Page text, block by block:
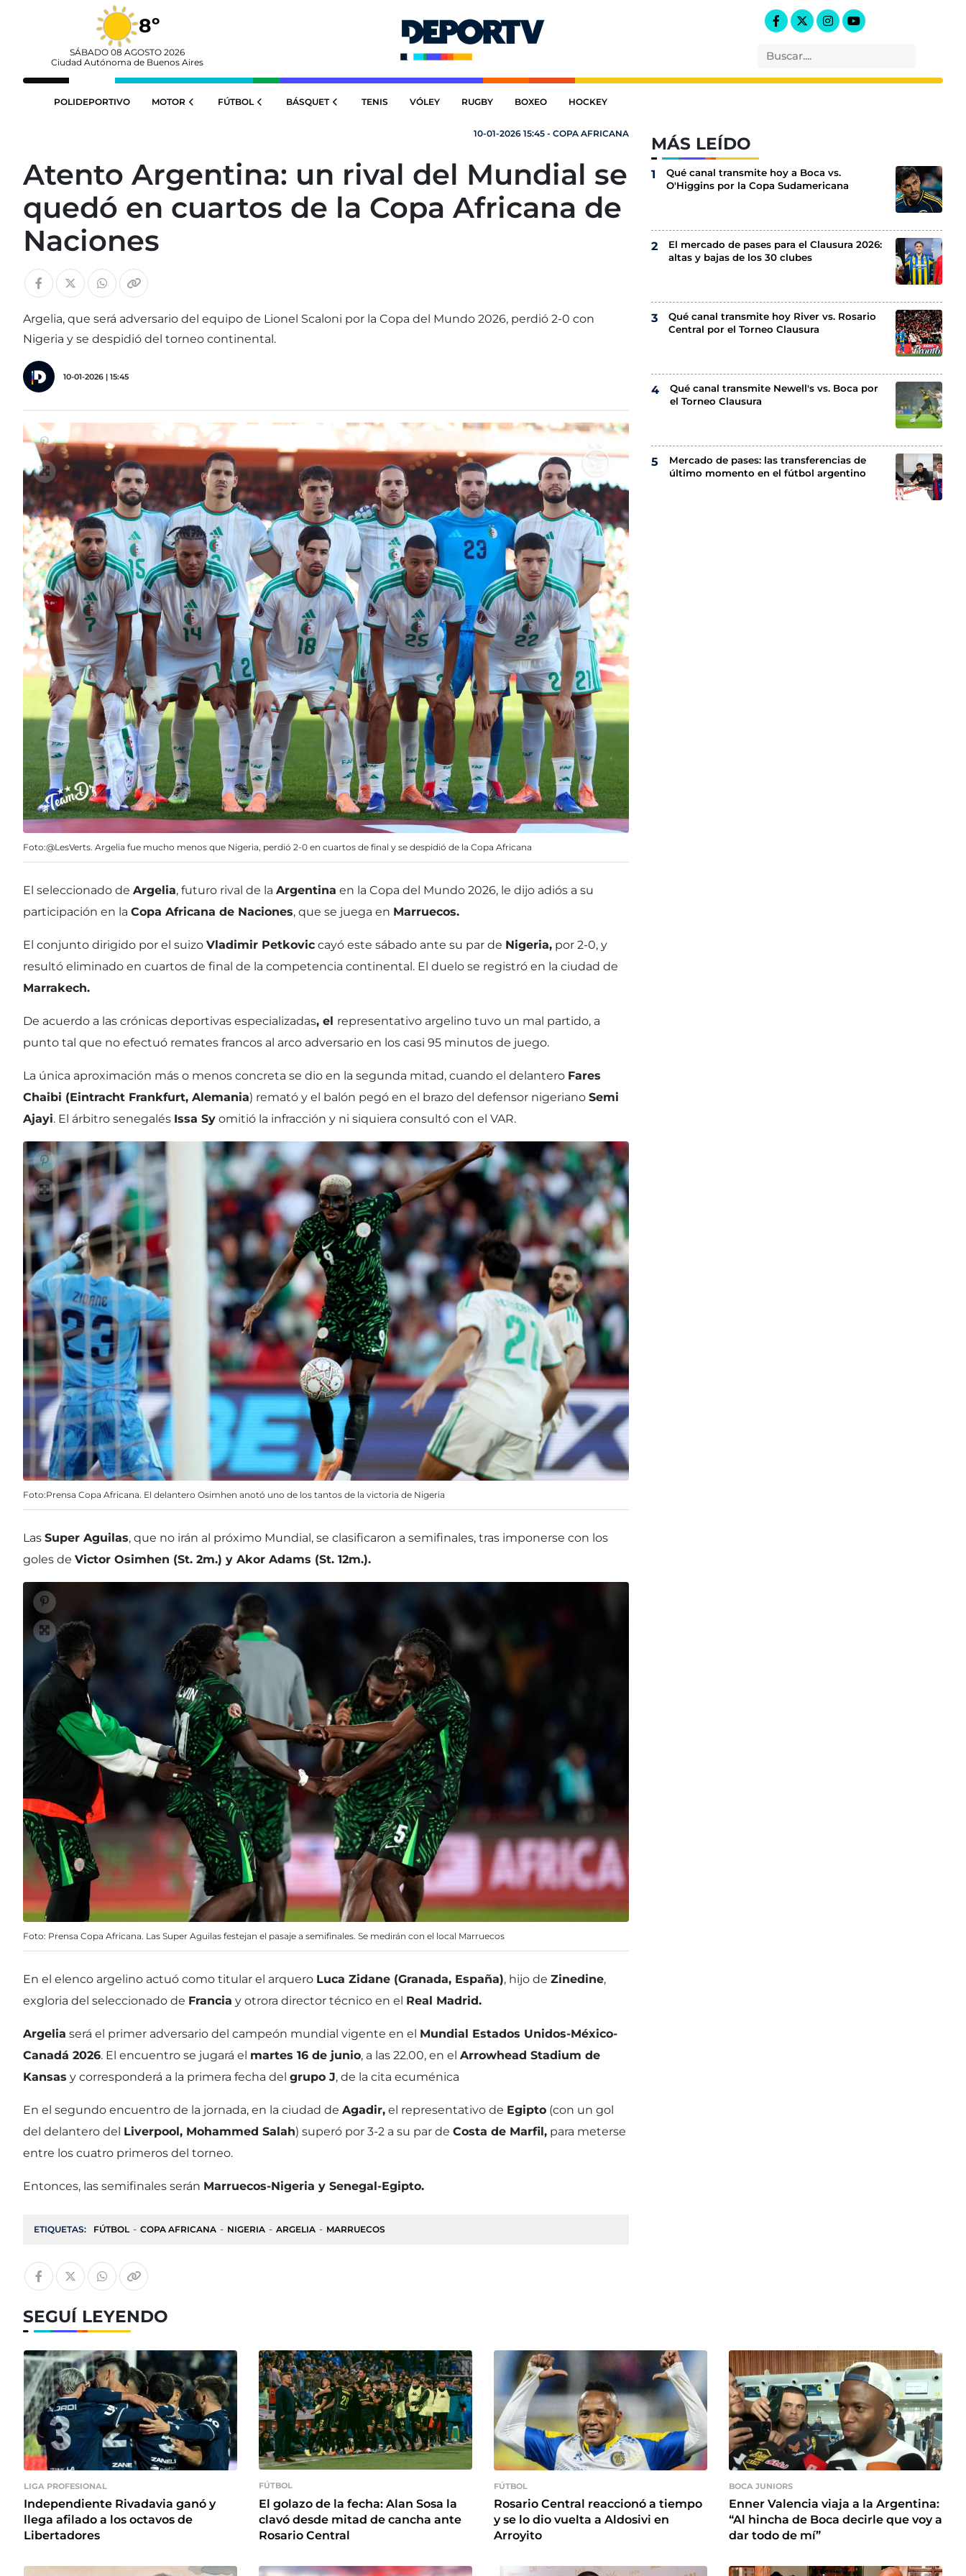
8º
SÁBADO 08 AGOSTO 2026
Ciudad Autónoma de Buenos Aires
POLIDEPORTIVO MOTOR FÚTBOL BÁSQUET TENIS VÓLEY RUGBY BOXEO HOCKEY
10-01-2026 15:45 - COPA AFRICANA
Atento Argentina: un rival del Mundial se
quedó en cuartos de la Copa Africana de
Naciones
Argelia, que será adversario del equipo de Lionel Scaloni por la Copa del Mundo 2026, perdió 2-0 con
Nigeria y se despidió del torneo continental.
10-01-2026 | 15:45
Foto:@LesVerts. Argelia fue mucho menos que Nigeria, perdió 2-0 en cuartos de final y se despidió de la Copa Africana
El seleccionado de Argelia, futuro rival de la Argentina en la Copa del Mundo 2026, le dijo adiós a su
participación en la Copa Africana de Naciones, que se juega en Marruecos.
El conjunto dirigido por el suizo Vladimir Petkovic cayó este sábado ante su par de Nigeria, por 2-0, y
resultó eliminado en cuartos de final de la competencia continental. El duelo se registró en la ciudad de
Marrakech.
De acuerdo a las crónicas deportivas especializadas, el representativo argelino tuvo un mal partido, a
punto tal que no efectuó remates francos al arco adversario en los casi 95 minutos de juego.
La única aproximación más o menos concreta se dio en la segunda mitad, cuando el delantero Fares
Chaibi (Eintracht Frankfurt, Alemania) remató y el balón pegó en el brazo del defensor nigeriano Semi
Ajayi. El árbitro senegalés Issa Sy omitió la infracción y ni siquiera consultó con el VAR.
Foto:Prensa Copa Africana. El delantero Osimhen anotó uno de los tantos de la victoria de Nigeria
Las Super Aguilas, que no irán al próximo Mundial, se clasificaron a semifinales, tras imponerse con los
goles de Victor Osimhen (St. 2m.) y Akor Adams (St. 12m.).
Foto: Prensa Copa Africana. Las Super Aguilas festejan el pasaje a semifinales. Se medirán con el local Marruecos
En el elenco argelino actuó como titular el arquero Luca Zidane (Granada, España), hijo de Zinedine,
exgloria del seleccionado de Francia y otrora director técnico en el Real Madrid.
Argelia será el primer adversario del campeón mundial vigente en el Mundial Estados Unidos-México-
Canadá 2026. El encuentro se jugará el martes 16 de junio, a las 22.00, en el Arrowhead Stadium de
Kansas y corresponderá a la primera fecha del grupo J, de la cita ecuménica
En el segundo encuentro de la jornada, en la ciudad de Agadir, el representativo de Egipto (con un gol
del delantero del Liverpool, Mohammed Salah) superó por 3-2 a su par de Costa de Marfil, para meterse
entre los cuatro primeros del torneo.
Entonces, las semifinales serán Marruecos-Nigeria y Senegal-Egipto.
ETIQUETAS: FÚTBOL COPA AFRICANA NIGERIA ARGELIA MARRUECOS
MÁS LEÍDO
Qué canal transmite hoy a Boca vs.
O'Higgins por la Copa Sudamericana
El mercado de pases para el Clausura 2026:
altas y bajas de los 30 clubes
Qué canal transmite hoy River vs. Rosario
Central por el Torneo Clausura
Qué canal transmite Newell's vs. Boca por
el Torneo Clausura
Mercado de pases: las transferencias de
último momento en el fútbol argentino
SEGUÍ LEYENDO
LIGA PROFESIONAL
Independiente Rivadavia ganó y
llega afilado a los octavos de
Libertadores
FÚTBOL
El golazo de la fecha: Alan Sosa la
clavó desde mitad de cancha ante
Rosario Central
FÚTBOL
Rosario Central reaccionó a tiempo
y se lo dio vuelta a Aldosivi en
Arroyito
BOCA JUNIORS
Enner Valencia viaja a la Argentina:
“Al hincha de Boca decirle que voy a
dar todo de mí”